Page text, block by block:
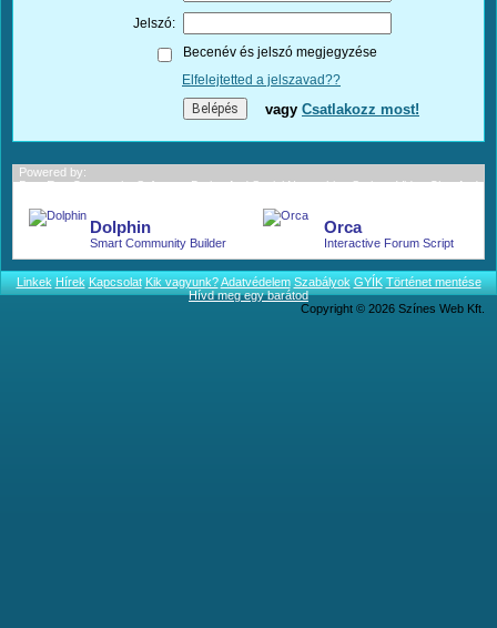
Jelszó:
Becenév és jelszó megjegyzése
Elfelejtetted a jelszavad??
vagy Csatlakozz most!
Powered by:
BoonEx - Community Software; Dating And Social Networking Scripts; Video Chat And
Dolphin
Smart Community Builder
Orca
Interactive Forum Script
Linkek Hírek Kapcsolat Kik vagyunk? Adatvédelem Szabályok GYÍK Történet mentése
Hívd meg egy barátod
Copyright © 2026 Színes Web Kft.